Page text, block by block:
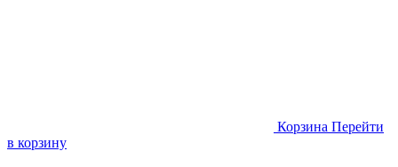
Корзина Перейти
в корзину